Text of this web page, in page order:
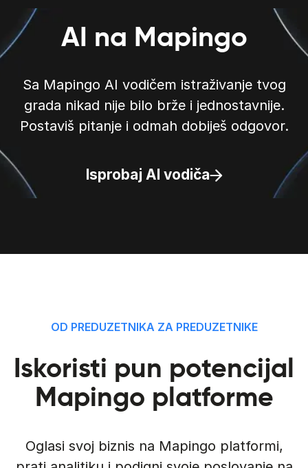
AI na Mapingo
Sa Mapingo AI vodičem istraživanje tvog
grada nikad nije bilo brže i jednostavnije.
Postaviš pitanje i odmah dobiješ odgovor.
Isprobaj AI vodiča
OD PREDUZETNIKA ZA PREDUZETNIKE
Iskoristi pun potencijal
Mapingo platforme
Oglasi svoj biznis na Mapingo platformi,